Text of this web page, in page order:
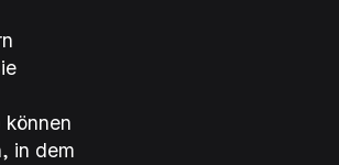
können
in dem